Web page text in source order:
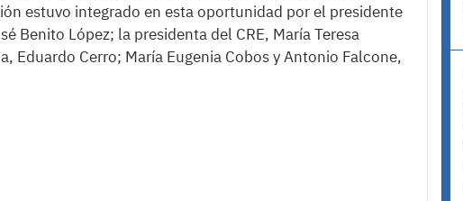
estuvo integrado en esta oportunidad por el presidente
Benito López; la presidenta del CRE, María Teresa
Eduardo Cerro; María Eugenia Cobos y Antonio Falcone,